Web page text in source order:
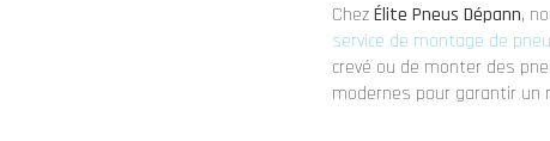
ChezÉlite Pneus Dépann,
service de montage de
crevé ou de monter des
modernes pour garantir